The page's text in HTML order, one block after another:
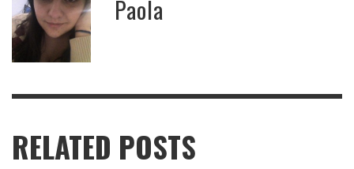
Paola
RELATED POSTS